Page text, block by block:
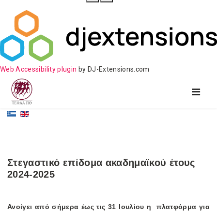
Web Accessibility plugin by DJ-Extensions.com
Στεγαστικό επίδομα ακαδημαϊκού έτους
2024-2025
Ανοίγει από σήμερα έως τις 31 Ιουλίου η πλατφόρμα για